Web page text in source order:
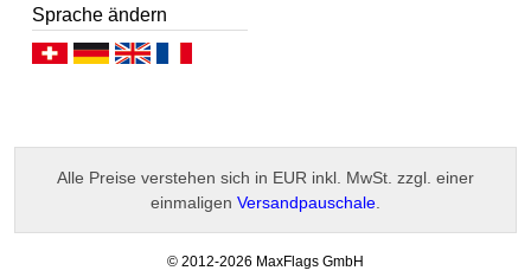
Sprache ändern
Deutsch (CH)Deutsch (DE)
Alle Preise verstehen sich in EUR inkl. MwSt. zzgl. einer
einmaligen Versandpauschale
© 2012-2026 MaxFlags GmbH